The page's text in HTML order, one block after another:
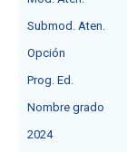
Submod. Aten.
Opción
Prog. Ed.
Nombre grado
2024